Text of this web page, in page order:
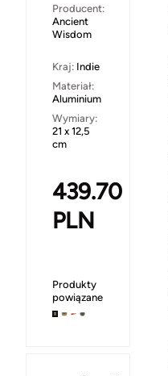
Producent:
Ancient
Wisdom
Kraj: Indie
Materiał:
Aluminium
Wymiary:
21 x 12,5
cm
439.70
PLN
Produkty
powiązane